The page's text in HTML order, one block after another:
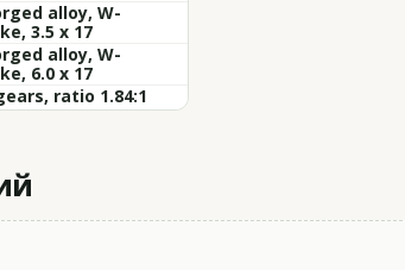
alloy, W-
3.5 x 17
alloy, W-
6.0 x 17
ratio 1.84:1